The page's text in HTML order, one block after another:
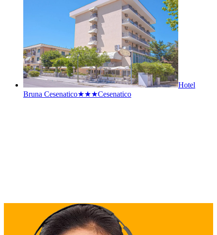
Hotel
Bruna Cesenatico★★★Cesenatico